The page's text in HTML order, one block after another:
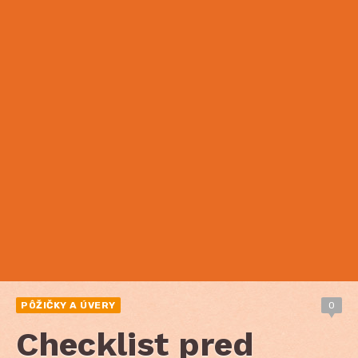
PÔŽIČKY A ÚVERY 0
Checklist pred